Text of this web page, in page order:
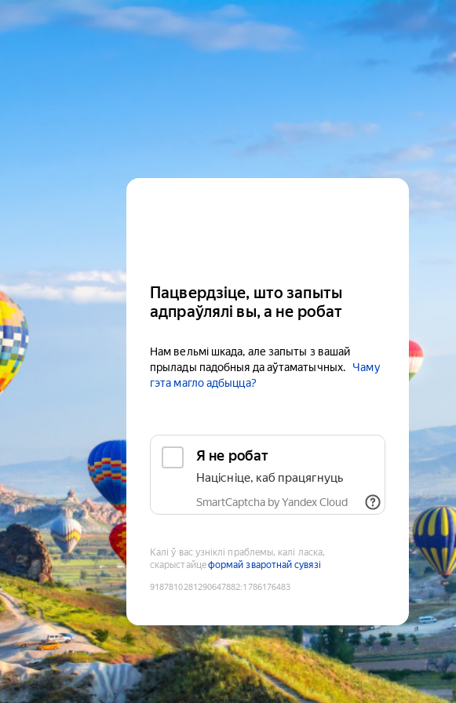
Пацвердзіце, што запыты
адпраўлялі вы, а не робат
Нам вельмі шкада, але запыты з вашай
прылады падобныя да аўтаматычных.
Чаму
гэта магло адбыцца?
Я не робат
Націсніце, каб працягнуць
SmartCaptcha by Yandex Cloud
Калі ў вас узніклі праблемы, калі ласка,
скарыстайцеформай зваротнай сувязі
9187810281290647882:1786176483